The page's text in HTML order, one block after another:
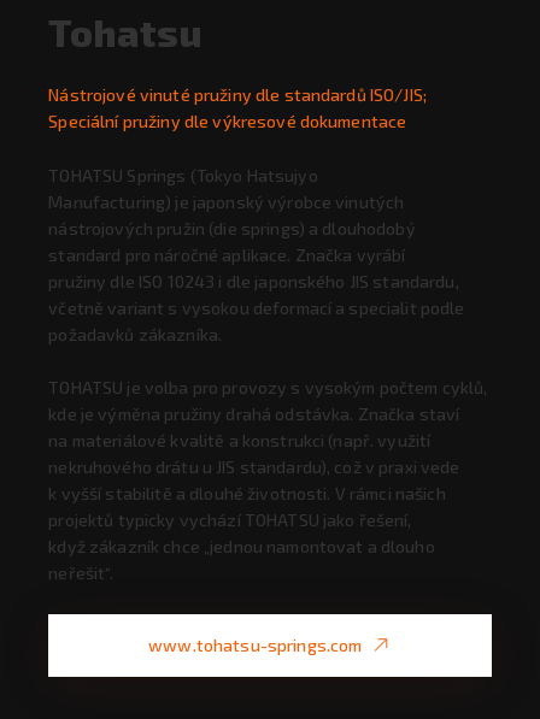
Tohatsu
Nástrojové vinuté pružiny dle standardů ISO/JIS;
Speciální pružiny dle výkresové dokumentace
TOHATSU Springs (Tokyo Hatsujyo
Manufacturing) je japonský výrobce vinutých
nástrojových pružin (die springs) a dlouhodobý
standard pro náročné aplikace. Značka vyrábí
pružiny dle ISO 10243 i dle japonského JIS standardu,
včetně variant s vysokou deformací a specialit podle
požadavků zákazníka.
TOHATSU je volba pro provozy s vysokým počtem cyklů,
kde je výměna pružiny drahá odstávka. Značka staví
na materiálové kvalitě a konstrukci (např. využití
nekruhového drátu u JIS standardu), což v praxi vede
k vyšší stabilitě a dlouhé životnosti. V rámci našich
projektů typicky vychází TOHATSU jako řešení,
když zákazník chce „jednou namontovat a dlouho
neřešit“.
www.tohatsu-springs.com